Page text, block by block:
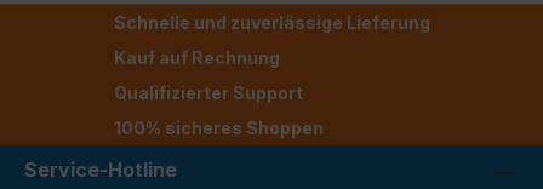
Schnelle und zuverlässige Lieferung
Kauf auf Rechnung
Qualifizierter Support
100% sicheres Shoppen
Service-Hotline